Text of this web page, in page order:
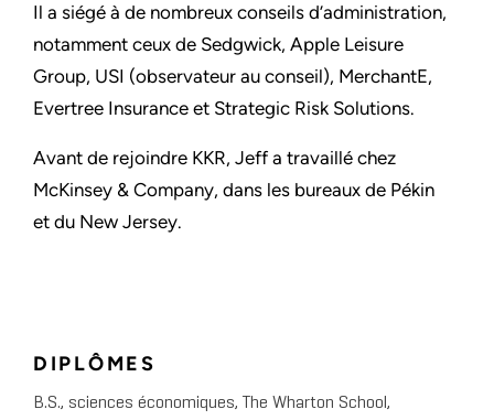
Il a siégé à de nombreux conseils d’administration,
notamment ceux de Sedgwick, Apple Leisure
Group, USI (observateur au conseil), MerchantE,
Evertree Insurance et Strategic Risk Solutions.
Avant de rejoindre KKR, Jeff a travaillé chez
McKinsey & Company, dans les bureaux de Pékin
et du New Jersey.
DIPLÔMES
B.S., sciences économiques, The Wharton School,